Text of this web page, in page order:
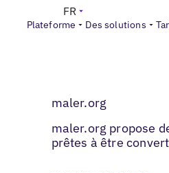
Plateforme Des solutions
FR
maler.org
maler.org propose
prêtes à être